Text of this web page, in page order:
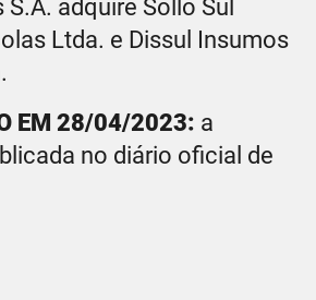
adquire Sollo Sul
Ltda. e Dissul Insumos
EM 28/04/2023: a
no diário oficial de